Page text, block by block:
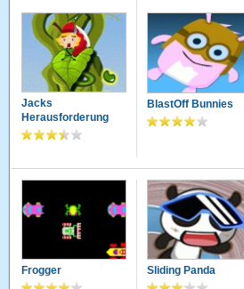
Jacks
Herausforderung
BlastOff Bunnies
Frogger Sliding Panda